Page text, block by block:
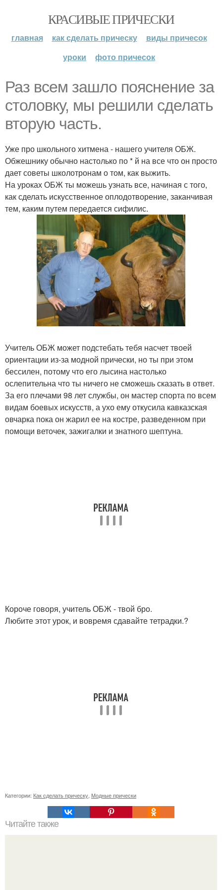
КРАСИВЫЕ ПРИЧЕСКИ
главная как сделать прическу
виды причесок
уроки
фото причесок
Раз всем зашло пояснение за
столовку, мы решили сделать
вторую часть.
Уже про школьного хитмена - нашего учителя ОБЖ.
Обжешнику обычно настолько по * й на все что он просто
дает советы школотронам о том, как выжить.
На уроках ОБЖ ты можешь узнать все, начиная с того,
как сделать искусственное оплодотворение, заканчивая
тем, каким путем передается сифилис.
Учитель ОБЖ может подстебать тебя насчет твоей
ориентации из-за модной прически, но ты при этом
бессилен, потому что его лысина настолько
ослепительна что ты ничего не сможешь сказать в ответ.
За его плечами 98 лет службы, он мастер спорта по всем
видам боевых искусств, а ухо ему откусила кавказская
овчарка пока он жарил ее на костре, разведенном при
помощи веточек, зажигалки и знатного шептуна.
Короче говоря, учитель ОБЖ - твой бро.
Любите этот урок, и вовремя сдавайте тетрадки.?
Категории: Как сделать прическу Модные прически
Читайте также